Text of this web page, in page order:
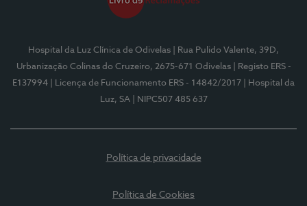
Hospital da Luz Clínica de Odivelas
| Rua Pulido Valente, 39D,
Urbanização Colinas do Cruzeiro, 2675-671 Odivelas
| Registo ERS -
E137994
| Licença de Funcionamento ERS - 14842/2017
| Hospital da
Luz, SA
| NIPC507 485 637
Política de privacidade
Política de Cookies